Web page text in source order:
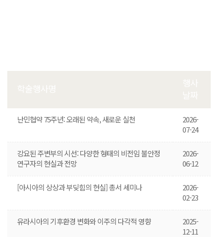
난민협약 75주년: 오래된 약속, 새로운 실천
2026-
07-24
강요된 주변부의 시선: 다양한 형태의 비전임 불안정
연구자의 현실과 전망
2026-
06-12
[아시아의 상상과 부딪힘의 현실] 총서 세미나
2026-
02-23
유라시아의 기후환경 변화와 이주의 다각적 영향
2025-
12-11